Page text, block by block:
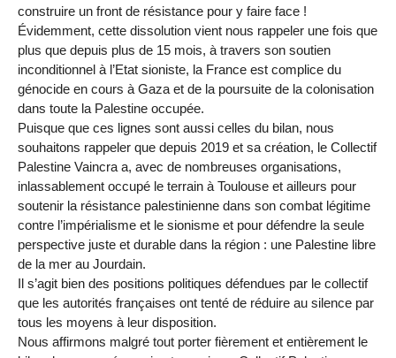
construire un front de résistance pour y faire face !
Évidemment, cette dissolution vient nous rappeler une fois que
plus que depuis plus de 15 mois, à travers son soutien
inconditionnel à l’Etat sioniste, la France est complice du
génocide en cours à Gaza et de la poursuite de la colonisation
dans toute la Palestine occupée.
Puisque que ces lignes sont aussi celles du bilan, nous
souhaitons rappeler que depuis 2019 et sa création, le Collectif
Palestine Vaincra a, avec de nombreuses organisations,
inlassablement occupé le terrain à Toulouse et ailleurs pour
soutenir la résistance palestinienne dans son combat légitime
contre l’impérialisme et le sionisme et pour défendre la seule
perspective juste et durable dans la région : une Palestine libre
de la mer au Jourdain.
Il s’agit bien des positions politiques défendues par le collectif
que les autorités françaises ont tenté de réduire au silence par
tous les moyens à leur disposition.
Nous affirmons malgré tout porter fièrement et entièrement le